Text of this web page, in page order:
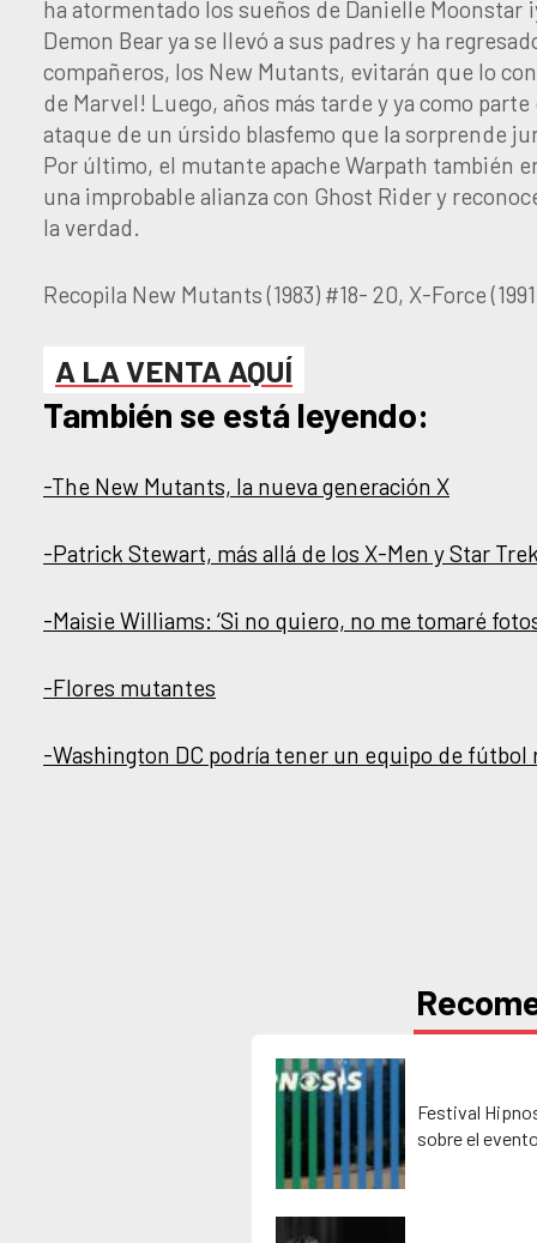
ha atormentado los sueños de Danielle Moonstar
Demon Bear ya se llevó a sus padres y ha
compañeros, los New Mutants, evitarán que lo
de Marvel! Luego, años más tarde y ya como
ataque de un úrsido blasfemo que la sorprende
Por último, el mutante apache Warpath también
una improbable alianza con Ghost Rider y
la verdad.
Recopila New Mutants (1983) #18- 20, X-Force
A LA VENTA AQUÍ
También se está leyendo:
-The New Mutants, la nueva generación X
-Patrick Stewart, más allá de los X-Men y Star
-Maisie Williams: ‘Si no quiero, no me tomaré
-Flores mutantes
-Washington DC podría tener un equipo de fútbol
Festival
sobre el